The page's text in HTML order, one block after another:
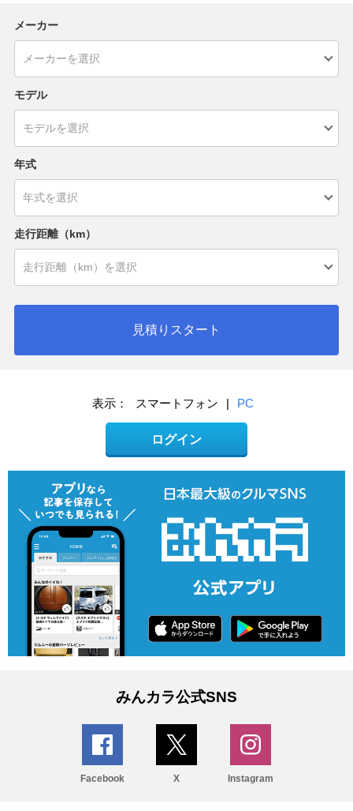
メーカー
モデル
年式
走行距離（km）
見積りスタート
表示： スマートフォン | PC
ログイン
みんカラ公式SNS
Facebook X Instagram